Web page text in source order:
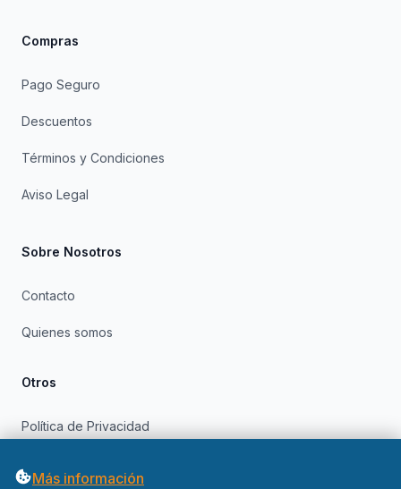
Compras
Pago Seguro
Descuentos
Términos y Condiciones
Aviso Legal
Sobre Nosotros
Contacto
Quienes somos
Otros
Política de Privacidad
Más información